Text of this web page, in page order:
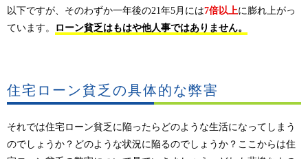
以下ですが、そのわずか一年後の21年5月には7倍以上に膨れ上がっ
ています。
ローン貧乏はもはや他人事ではありません。
住宅ローン貧乏の具体的な弊害
それでは住宅ローン貧乏に陥ったらどのような生活になってしまう
のでしょうか？どのような状況に陥るのでしょうか？ここからは住